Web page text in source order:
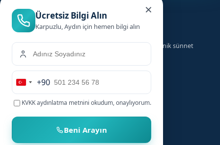
×
Ücretsiz Bilgi Alın
Karpuzlu, Aydın için hemen bilgi alın
Turkey
+90
+90
KVKK aydınlatma metnini okudum, onaylıyorum.
Beni Arayın
Türkiye genelinde ailelere güvenilir, hızlı ve hijyenik sünnet
hizmeti sunuyoruz.
Hizmetler
Bebek Sünneti
Çocuk Sünneti
Sünnet Sonrası Bakım
Anasayfa
Şehirler